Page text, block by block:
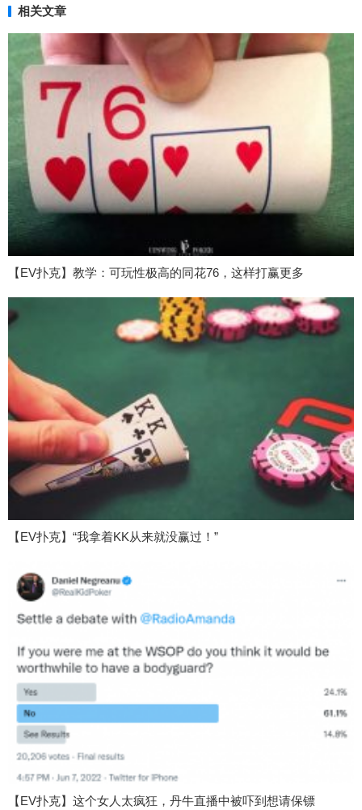
相关文章
【EV扑克】教学：可玩性极高的同花76，这样打赢更多
【EV扑克】“我拿着KK从来就没赢过！”
【EV扑克】这个女人太疯狂，丹牛直播中被吓到想请保镖